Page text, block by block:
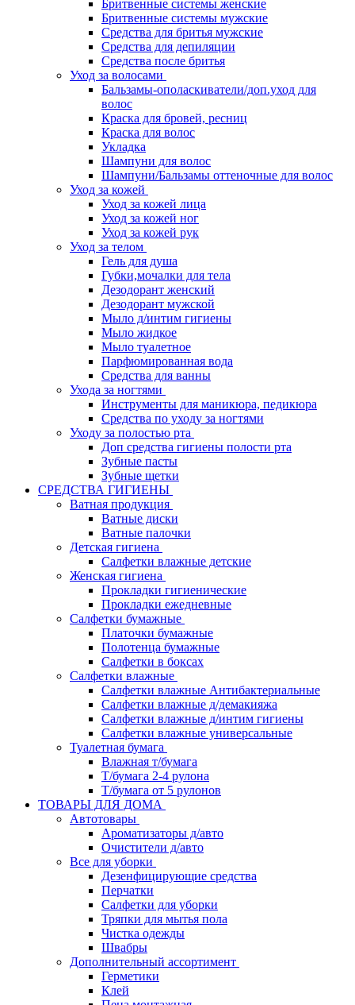
Бритвенные системы женские
Бритвенные системы мужские
Средства для бритья мужские
Средства для депиляции
Средства после бритья
Уход за волосами
Бальзамы-ополаскиватели/доп.уход для
волос
Краска для бровей, ресниц
Краска для волос
Укладка
Шампуни для волос
Шампуни/Бальзамы оттеночные для волос
Уход за кожей
Уход за кожей лица
Уход за кожей ног
Уход за кожей рук
Уход за телом
Гель для душа
Губки,мочалки для тела
Дезодорант женский
Дезодорант мужской
Мыло д/интим гигиены
Мыло жидкое
Мыло туалетное
Парфюмированная вода
Средства для ванны
Ухода за ногтями
Инструменты для маникюра, педикюра
Средства по уходу за ногтями
Уходу за полостью рта
Доп средства гигиены полости рта
Зубные пасты
Зубные щетки
СРЕДСТВА ГИГИЕНЫ
Ватная продукция
Ватные диски
Ватные палочки
Детская гигиена
Салфетки влажные детские
Женская гигиена
Прокладки гигиенические
Прокладки ежедневные
Салфетки бумажные
Платочки бумажные
Полотенца бумажные
Салфетки в боксах
Салфетки влажные
Салфетки влажные Антибактериальные
Салфетки влажные д/демакияжа
Салфетки влажные д/интим гигиены
Салфетки влажные универсальные
Туалетная бумага
Влажная т/бумага
Т/бумага 2-4 рулона
Т/бумага от 5 рулонов
ТОВАРЫ ДЛЯ ДОМА
Автотовары
Ароматизаторы д/авто
Очистители д/авто
Все для уборки
Дезенфицирующие средства
Перчатки
Салфетки для уборки
Тряпки для мытья пола
Чистка одежды
Швабры
Дополнительный ассортимент
Герметики
Клей